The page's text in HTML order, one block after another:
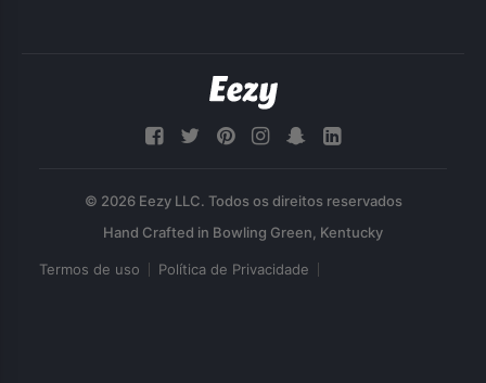
© 2026 Eezy LLC. Todos os direitos reservados
Termos de uso Política de Privacidade